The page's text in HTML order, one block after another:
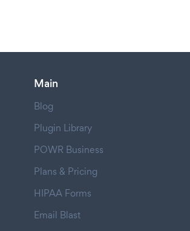
Main
Blog
Plugin Library
POWR Business
Plans & Pricing
HIPAA Forms
Email Blast